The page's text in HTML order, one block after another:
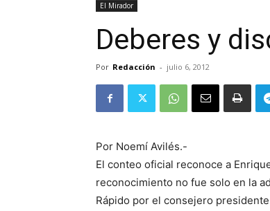
El Mirador
Deberes y
Por Redacción - julio 6, 2012
Por Noemí Avilés.-
El conteo oficial reconoce a
reconocimiento no fue solo en la
Rápido por el consejero